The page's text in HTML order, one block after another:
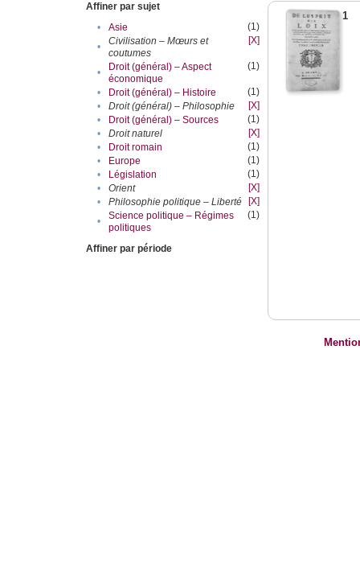
Affiner par sujet
•
Asie
(1)
•
Civilisation – Mœurs et
coutumes
[X]
•
Droit (général) – Aspect
économique
(1)
• Droit (général) – Histoire
(1)
•
Droit (général) – Philosophie
[X]
•
Droit (général) – Sources
(1)
•
Droit naturel
[X]
•
Droit romain
(1)
•
Europe
(1)
•
Législation
(1)
•
Orient
[X]
•
Philosophie politique – Liberté
[X]
•
Science politique – Régimes
politiques
(1)
Affiner par période
1